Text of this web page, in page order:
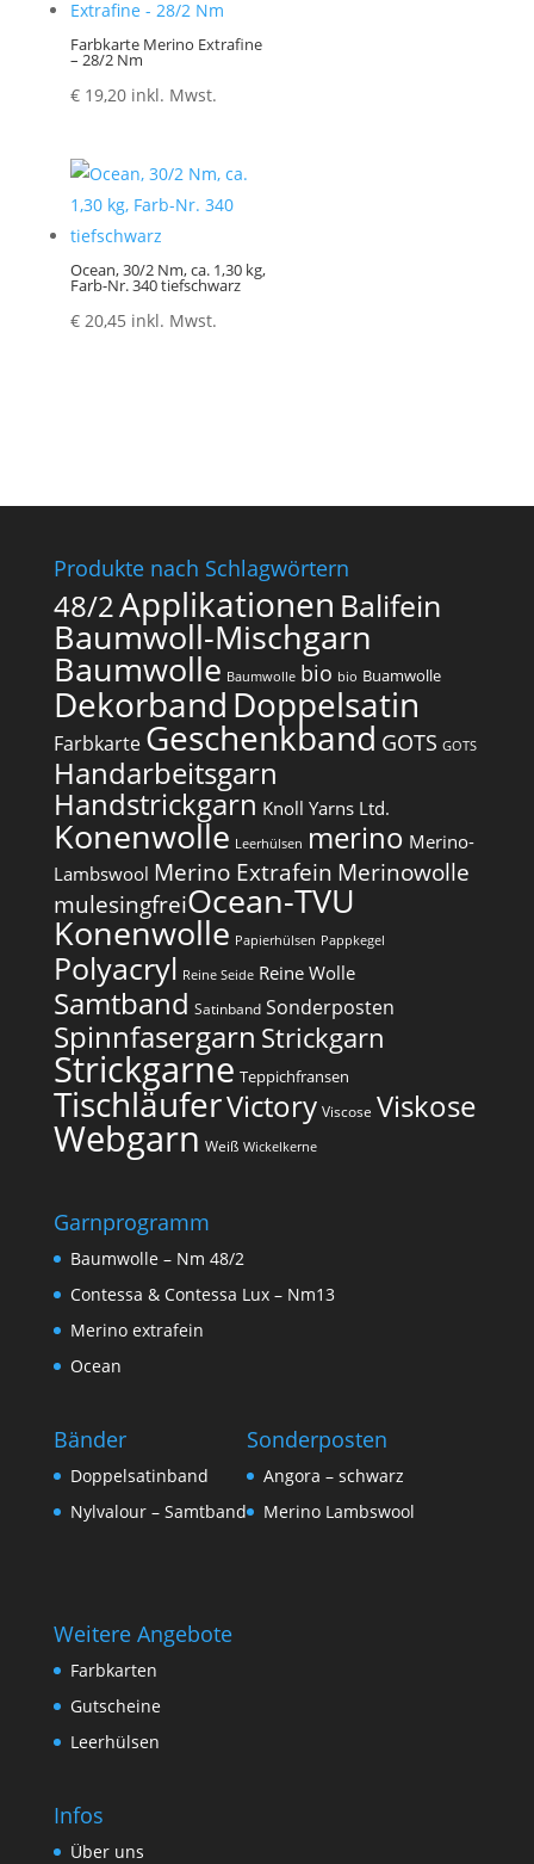
Farbkarte Merino Extrafine
– 28/2 Nm
€19,20 inkl. Mwst.
Ocean, 30/2 Nm, ca. 1,30 kg,
Farb-Nr. 340 tiefschwarz
€20,45 inkl. Mwst.
Produkte nach Schlagwörtern
48/2Applikationen Balifein
Baumwoll-Mischgarn
Baumwolle Baumwolle bio bio Buamwolle
Dekorband Doppelsatin
Farbkarte Geschenkband GOTS GOTS
Handarbeitsgarn
Handstrickgarn Knoll Yarns Ltd.
Konenwolle Leerhülsen merino Merino-
Lambswool Merino Extrafein Merinowolle
mulesingfrei​Ocean-TVU
Konenwolle Papierhülsen Pappkegel
Polyacryl Reine Seide Reine Wolle
Samtband Satinband Sonderposten
Spinnfasergarn Strickgarn
Strickgarne Teppichfransen
TischläuferVictory Viscose Viskose
Webgarn Weiß Wickelkerne
Garnprogramm
Baumwolle – Nm 48/2
Contessa & Contessa Lux – Nm13
Merino extrafein
Ocean
Bänder
Doppelsatinband
Nylvalour – Samtband
Sonderposten
Angora – schwarz
Merino Lambswool
Weitere Angebote
Farbkarten
Gutscheine
Leerhülsen
Infos
Über uns